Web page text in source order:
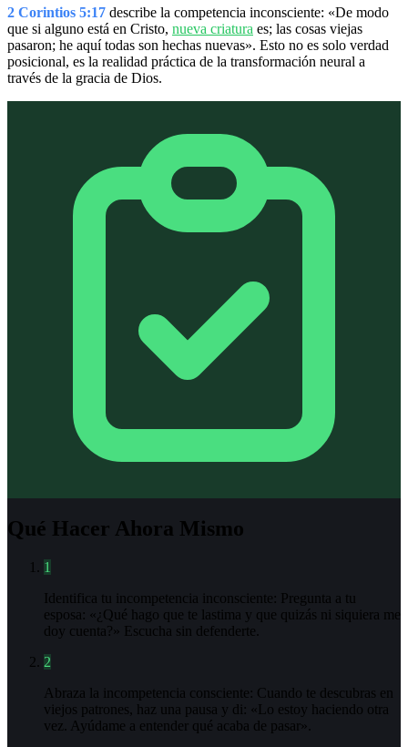
2 Corintios 5:17 describe la competencia inconsciente: «De modo
que si alguno está en Cristo, nueva criatura es; las cosas viejas
pasaron; he aquí todas son hechas nuevas». Esto no es solo verdad
posicional, es la realidad práctica de la transformación neural a
través de la gracia de Dios.
Qué Hacer Ahora Mismo
1
Identifica tu incompetencia inconsciente: Pregunta a tu
esposa: «¿Qué hago que te lastima y que quizás ni siquiera me
doy cuenta?» Escucha sin defenderte.
2
Abraza la incompetencia consciente: Cuando te descubras en
viejos patrones, haz una pausa y di: «Lo estoy haciendo otra
vez. Ayúdame a entender qué acaba de pasar».